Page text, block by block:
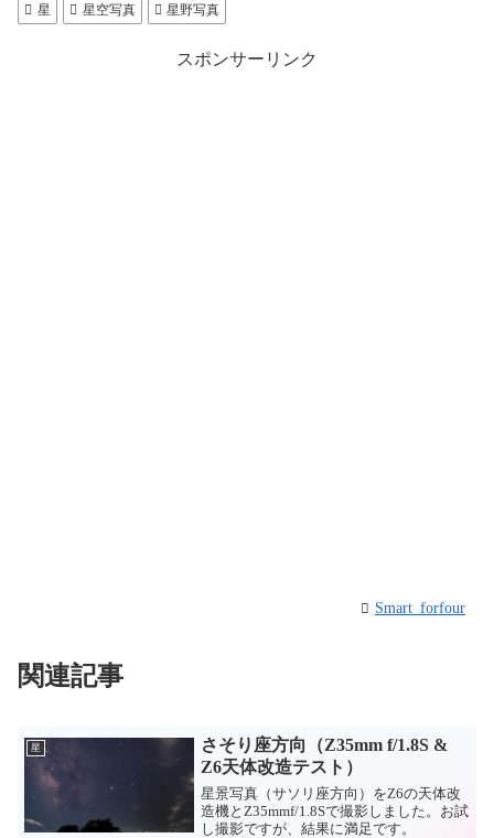
星 星空写真 星野写真
スポンサーリンク
Smart_forfour
関連記事
星
さそり座方向（Z35mm f/1.8S &
Z6天体改造テスト）
星景写真（サソリ座方向）をZ6の天体改
造機とZ35mmf/1.8Sで撮影しました。お試
し撮影ですが、結果に満足です。